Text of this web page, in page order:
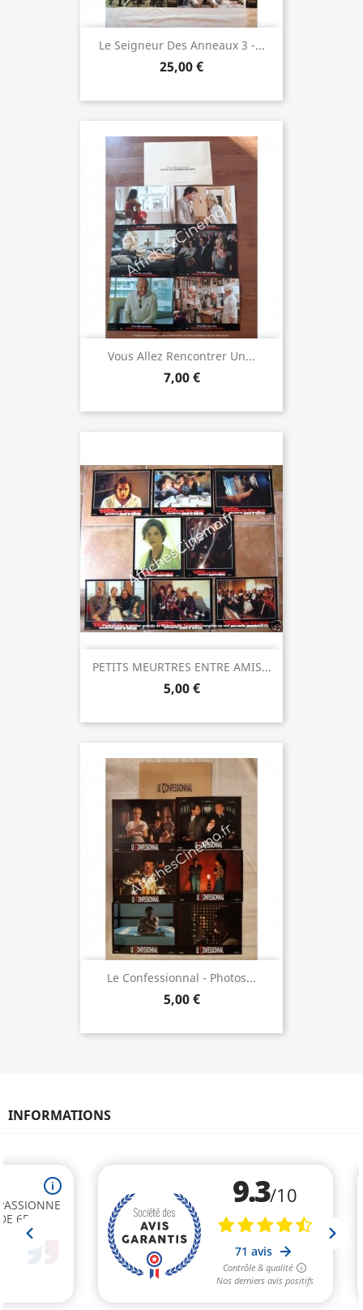
Le Seigneur Des Anneaux 3 -...
25,00 €
Vous Allez Rencontrer Un...
7,00 €
PETITS MEURTRES ENTRE AMIS...
5,00 €
Le Confessionnal - Photos...
5,00 €
INFORMATIONS